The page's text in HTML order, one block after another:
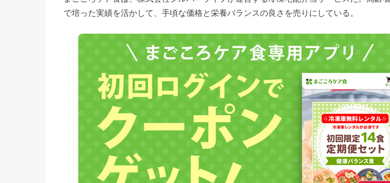
で培った実績を活かして、手頃な価格と栄養バランスの良さを売りにしている。